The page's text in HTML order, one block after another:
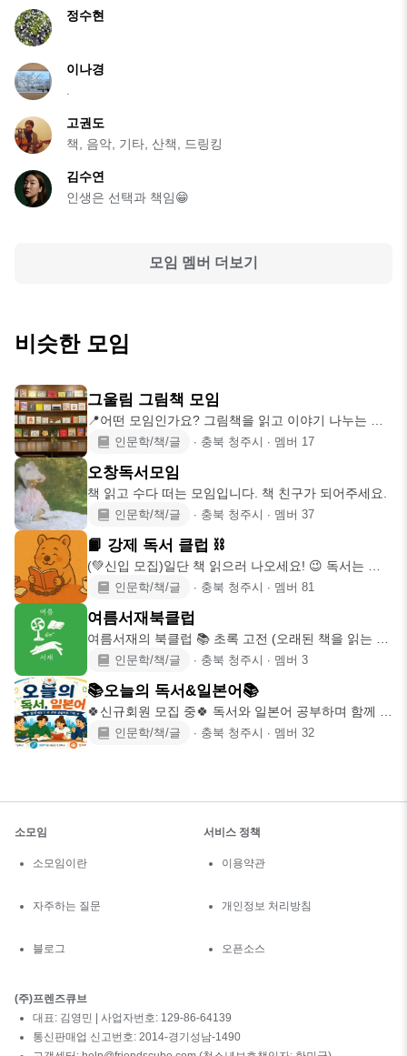
정수현
이나경
고권도
책, 음악, 기타, 산책, 드링킹
김수연
인생은 선택과 책임😁
모임 멤버 더보기
비슷한 모임
그울림 그림책 모임
📍어떤 모임인가요? 그림책을 읽고 이야기 나누는 성
인 그림책 모임입니다.
인문학/책/글 ∙ 충북 청주시 ∙ 멤버 17
오창독서모임
책 읽고 수다 떠는 모임입니다. 책 친구가 되어주세요.
인문학/책/글 ∙ 충북 청주시 ∙ 멤버 37
📙 강제 독서 클럽 ⛓️
(💚신입 모집)일단 책 읽으러 나오세요! 😉 독서는 해
야 할 것 같고,
인문학/책/글 ∙ 충북 청주시 ∙ 멤버 81
여름서재북클럽
여름서재의 북클럽 📚 초록 고전 (오래된 책을 읽는 단
단한 시간) 수요
인문학/책/글 ∙ 충북 청주시 ∙ 멤버 3
📚오늘의 독서&일본어📚
🍀신규회원 모집 중🍀 독서와 일본어 공부하며 함께 힐
링해요🌿 👥 모집
인문학/책/글 ∙ 충북 청주시 ∙ 멤버 32
소모임
소모임이란
자주하는 질문
블로그
서비스 정책
이용약관
개인정보 처리방침
오픈소스
(주)프렌즈큐브
대표: 김영민 | 사업자번호: 129-86-64139
통신판매업 신고번호: 2014-경기성남-1490